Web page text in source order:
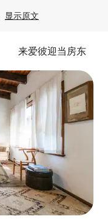
显示原文
来爱彼迎当房东